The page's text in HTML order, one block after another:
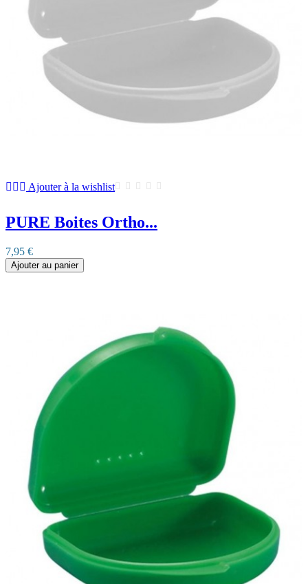
Ajouter à la wishlist
PURE Boites Ortho...
7,95 €
Ajouter au panier